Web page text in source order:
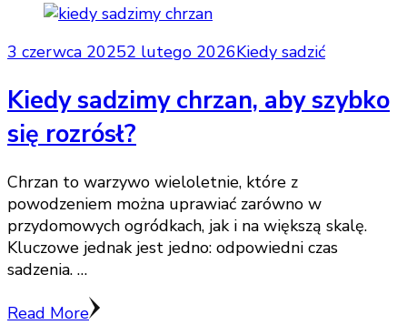
3 czerwca 20252 lutego 2026Kiedy sadzić
Kiedy sadzimy chrzan, aby szybko
się rozrósł?
Chrzan to warzywo wieloletnie, które z
powodzeniem można uprawiać zarówno w
przydomowych ogródkach, jak i na większą skalę.
Kluczowe jednak jest jedno: odpowiedni czas
sadzenia. …
Read More